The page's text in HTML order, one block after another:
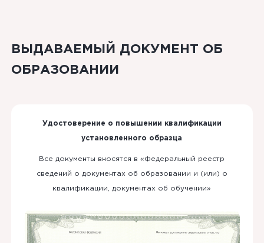
ВЫДАВАЕМЫЙ ДОКУМЕНТ ОБ
ОБРАЗОВАНИИ
Удостоверение о повышении квалификации
установленного образца
Все документы вносятся в «Федеральный реестр
сведений о документах об образовании и (или) о
квалификации, документах об обучении»